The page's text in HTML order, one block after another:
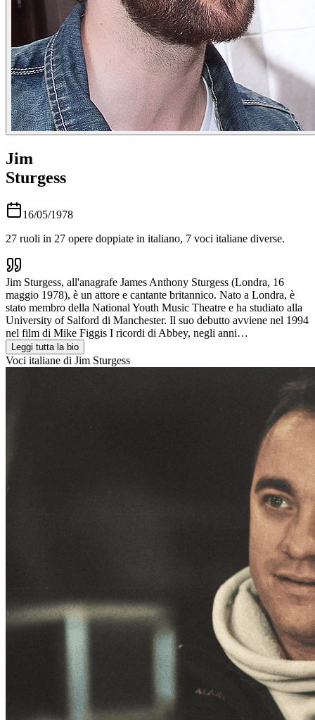
Jim
Sturgess
16/05/1978
27 ruoli in 27 opere doppiate in italiano, 7 voci italiane diverse.
Jim Sturgess, all'anagrafe James Anthony Sturgess (Londra, 16
maggio 1978), è un attore e cantante britannico. Nato a Londra, è
stato membro della National Youth Music Theatre e ha studiato alla
University of Salford di Manchester. Il suo debutto avviene nel 1994
nel film di Mike Figgis I ricordi di Abbey, negli anni…
Leggi tutta la bio
Voci italiane di Jim Sturgess